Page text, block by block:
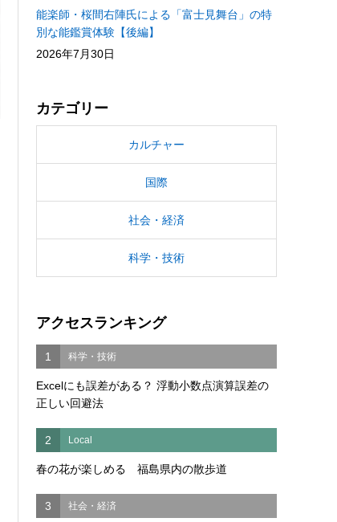
能楽師・桜間右陣氏による「富士見舞台」の特
別な能鑑賞体験【後編】
2026年7月30日
カテゴリー
カルチャー
国際
社会・経済
科学・技術
アクセスランキング
1 科学・技術
Excelにも誤差がある？ 浮動小数点演算誤差の
正しい回避法
2 Local
春の花が楽しめる 福島県内の散歩道
3 社会・経済